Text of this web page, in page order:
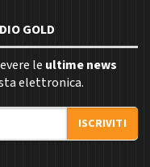
GOLD
le ultime news
elettronica.
ISCRIVITI